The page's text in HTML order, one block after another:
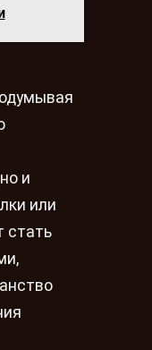
и
или
стать